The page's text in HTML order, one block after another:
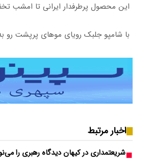
این محصول پرطرفدار ایرانی تا امشب
با شامپو جلبک رویای موهای پرپشت رو
اخبار مرتبط
شریعتمداری در کیهان دیدگاه رهبری را